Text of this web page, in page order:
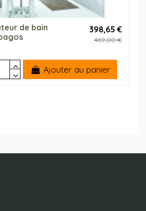
de bain
398,65 €
469,00 €
Ajouter au panier